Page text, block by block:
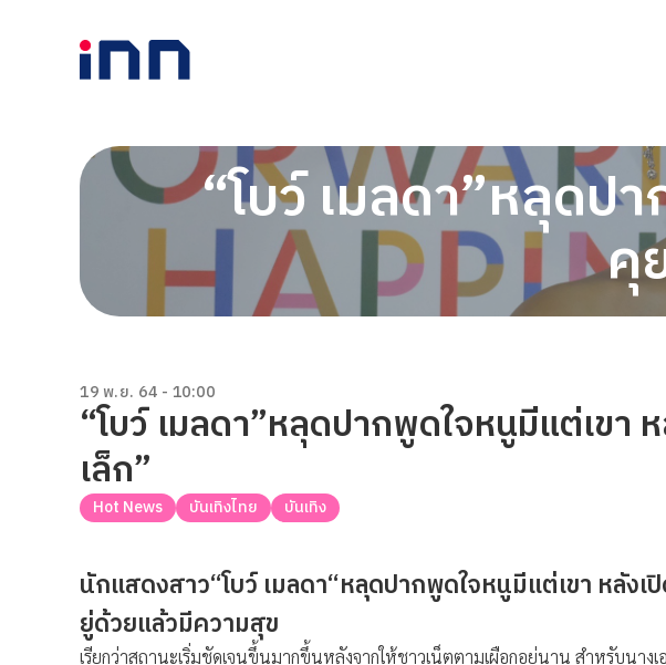
“โบว์ เมลดา”หลุดป
คุ
19 พ.ย. 64 - 10:00
“โบว์ เมลดา”หลุดปากพูดใจหนูมีแต่เขา
เล็ก”
Hot News บันเทิงไทย บันเทิง
นักแสดงสาว“โบว์เมลดา“หลุดปากพูดใจหนูมีแต่เขา หลังเ
ยู่ด้วยแล้วมีความสุข
เรียกว่าสถานะเริ่มชัดเจนขึ้นมากขึ้นหลังจากให้ชาวเน็ตตามเผือกอยู่นาน สำหรับนางเ